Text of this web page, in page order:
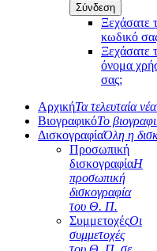
Ξεχάσατε
κωδικό
Ξεχάσατε
όνομα
σας;
ΑρχικήΤα τελευταία
ΒιογραφικόΤο
ΔισκογραφίαΌλη η
Προσωπική
δισκογραφίαΗ
προσωπική
δισκογραφία
του Θ. Π.
ΣυμμετοχέςΟι
συμμετοχές